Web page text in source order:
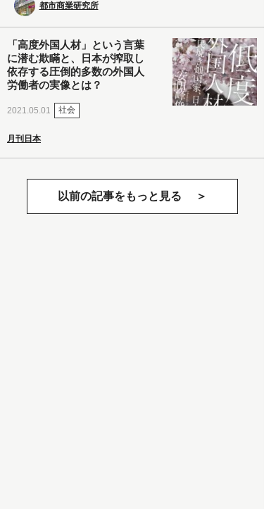
都市商業研究所
「高度外国人材」という言葉
に潜む欺瞞と、日本が搾取し
依存する圧倒的多数の外国人
労働者の実像とは？
2021.05.01 社会
月刊日本
以前の記事をもっと見る